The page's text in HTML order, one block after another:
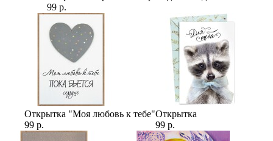
99 р.
Открытка "Моя любовь к тебе"
99 р.
Открытка
99 р.